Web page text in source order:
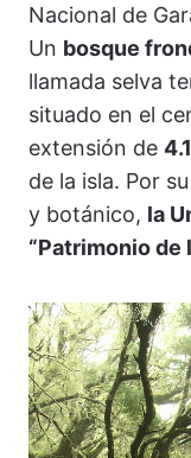
Nacional de
Un bosque
llamada selva
situado en el
extensión de
de la isla. Por
y botánico, la
“Patrimonio de